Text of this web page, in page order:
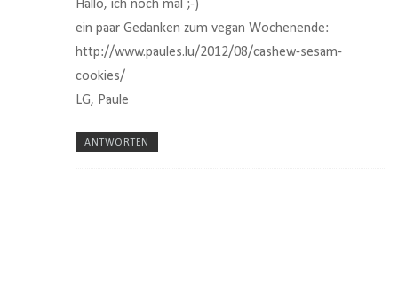
Hallo, ich noch mal ;-)
ein paar Gedanken zum vegan Wochenende:
http://www.paules.lu/2012/08/cashew-sesam-
cookies/
LG, Paule
ANTWORTEN